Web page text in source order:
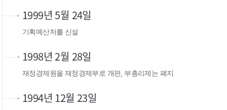
1999년 5월 24일
기획예산처를 신설
1998년 2월 28일
재정경제원을 재정경제부로 개편, 부총리제는 폐지
1994년 12월 23일